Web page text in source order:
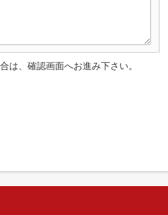
は、確認画面へお進み下さい。